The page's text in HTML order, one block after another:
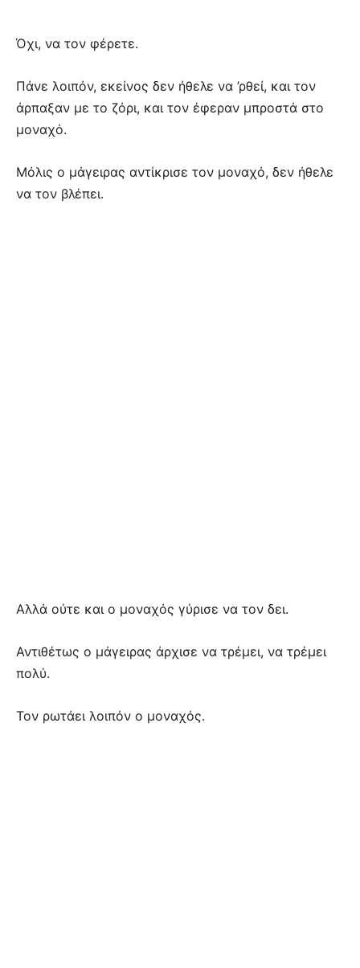
Όχι, να τον φέρετε.
Πάνε λοιπόν, εκείνος δεν ήθελε να ’ρθεί, και τον
άρπαξαν με το ζόρι, και τον έφεραν μπροστά στο
μοναχό.
Μόλις ο μάγειρας αντίκρισε τον μοναχό, δεν ήθελε
να τον βλέπει.
Αλλά ούτε και ο μοναχός γύρισε να τον δει.
Αντιθέτως ο μάγειρας άρχισε να τρέμει, να τρέμει
πολύ.
Τον ρωτάει λοιπόν ο μοναχός.